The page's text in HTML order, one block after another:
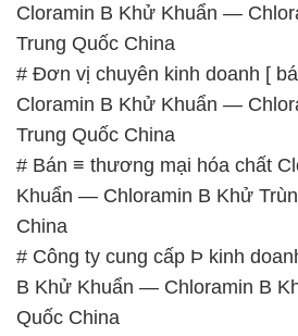
Cloramin B Khử Khuẩn —
Trung Quốc China
# Đơn vị chuyên kinh doanh [
Cloramin B Khử Khuẩn —
Trung Quốc China
# Bán ≡ thương mại hóa chất
Khuẩn — Chloramin B Khử
China
# Công ty cung cấp Þ kinh
B Khử Khuẩn — Chloramin B
Quốc China